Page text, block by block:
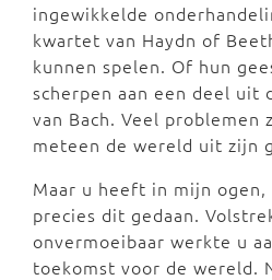
ingewikkelde
kwartet van Haydn of
kunnen spelen. Of hun
scherpen aan een deel uit
van Bach. Veel problemen
meteen de wereld uit zijn
Maar u heeft in mijn ogen,
precies dit gedaan.
onvermoeibaar werkte u
toekomst voor de wereld.